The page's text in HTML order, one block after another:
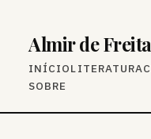
Almir de
INÍCIOLITERATURA
SOBRE